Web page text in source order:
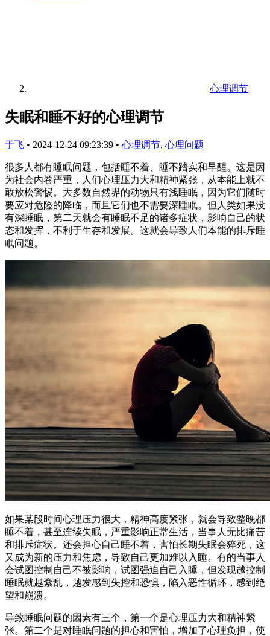
心理调节
失眠和睡不好的心理调节
于飞 • 2024-12-24 09:23:39 • 心理调节, 心理问题
很多人都有睡眠问题，包括睡不着、睡不踏实和早醒。这是因
为社会内卷严重，人们心理压力大和精神紧张，从本能上就不
敢放松警惕。大多数自然界的动物只有浅睡眠，因为它们随时
要应对危险的降临，而且它们也不需要深睡眠。但人类如果没
有深睡眠，第二天就会有睡眠不足的诸多症状，影响自己的状
态和发挥，不利于生存和发展。这就会导致人们本能的排斥睡
眠问题。
如果某段时间心理压力很大，精神高度紧张，就会导致整晚都
睡不着，甚至连续失眠，严重影响正常生活，当事人无比痛苦
和排斥症状。还会担心自己睡不着，害怕长期失眠会猝死，这
又成为新的压力和焦虑，导致自己更加难以入睡。有的当事人
会试图控制自己不被影响，试图强迫自己入睡，但发现越控制
睡眠就越紊乱，越发感到失控和恐惧，陷入恶性循环，感到绝
望和崩溃。
导致睡眠问题的因素有三个，第一个是心理压力大和精神紧
张。第二个是对睡眠问题的担心和害怕，增加了心理负担，使